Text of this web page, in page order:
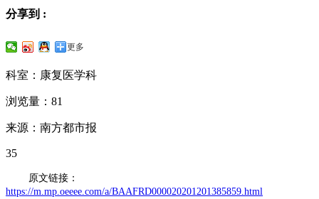
分享到 :
更多
科室：康复医学科
浏览量：81
来源：南方都市报
35
原文链接：
https://m.mp.oeeee.com/a/BAAFRD000020201201385859.html